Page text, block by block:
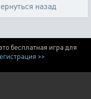
назад
бесплатная игра для
>>